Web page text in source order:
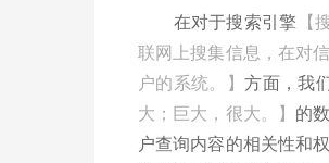
在对于搜索引擎 【
联网上搜集信息，在对
户的系统。】方面，我
大；巨大，很大。】 的
户查询内容的相关性和